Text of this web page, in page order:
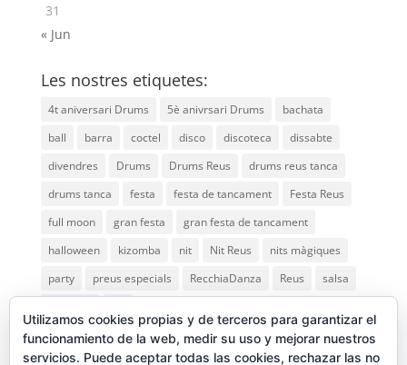
31
« Jun
Les nostres etiquetes:
4t aniversari Drums 5è anivrsari Drums
bachata
ball
barra coctel disco discoteca
dissabte
divendres
Drums Drums Reus
drums reus tanca
drums tanca
festa festa de tancament
Festa Reus
full moon
gran festa
gran festa de tancament
halloween
kizomba nit Nit Reus
nits màgiques
party
preus especials RecchiaDanza Reus
salsa
Utilizamos cookies propias y de terceros para garantizar el
funcionamiento de la web, medir su uso y mejorar nuestros
servicios. Puede aceptar todas las cookies, rechazar las no